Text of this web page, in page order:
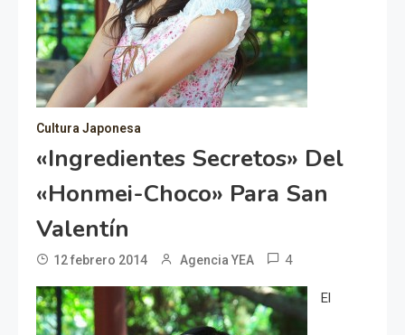
Cultura Japonesa
«Ingredientes Secretos» Del
«Honmei-Choco» Para San
Valentín
12 febrero 2014 Agencia YEA 4
El